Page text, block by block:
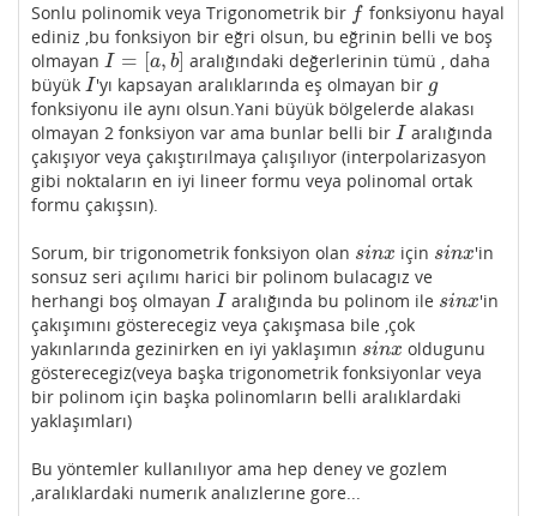
Sonlu polinomik veya Trigonometrik bir f
f fonksiyonu hayal
ediniz ,bu fonksiyon bir eğri olsun, bu eğrinin belli ve boş
olmayan I = [a, b]
I= [a, ]
aralığındaki değerlerinin tümü , daha
büyük I
I 'yı kapsayan aralıklarında eş olmayan bir g
g
fonksiyonu ile aynı olsun.Yani büyük bölgelerde alakası
olmayan 2 fonksiyon var ama bunlar belli bir I
I aralığında
çakışıyor veya çakıştırılmaya çalışılıyor (interpolarizasyon
gibi noktaların en iyi lineer formu veya polinomal ortak
formu çakışsın).
Sorum, bir trigonometrik fonksiyon olan sinx
sinx için sinx
sinx 'in
sonsuz seri açılımı harici bir polinom bulacagız ve
herhangi boş olmayan I
I aralığında bu polinom ile sinx
sinx 'in
çakışımını gösterecegiz veya çakışmasa bile ,çok
yakınlarında gezinirken en iyi yaklaşımın sinx
sinx oldugunu
gösterecegiz(veya başka trigonometrik fonksiyonlar veya
bir polinom için başka polinomların belli aralıklardaki
yaklaşımları)
Bu yöntemler kullanılıyor ama hep deney ve gozlem
,aralıklardaki numerık analızlerıne gore...